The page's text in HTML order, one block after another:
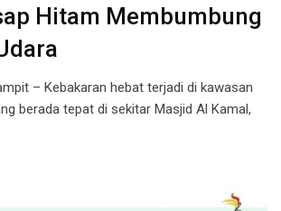
Hitam Membumbung
– Kebakaran hebat terjadi di kawasan
berada tepat di sekitar Masjid Al Kamal,